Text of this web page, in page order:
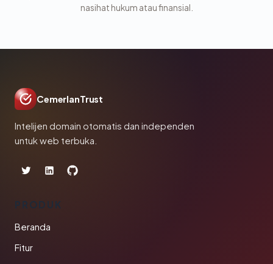
nasihat hukum atau finansial.
CemerlanTrust
Intelijen domain otomatis dan independen
untuk web terbuka.
PRODUK
Beranda
Fitur